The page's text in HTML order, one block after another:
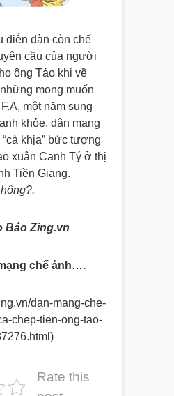
diễn đàn còn chế
cầu của người
ông Táo khi về
mong muốn
một năm sung
khỏe, dân mạng
khịa” bức tượng
xuân Canh Tý ở thị
Tiền Giang.
Báo Zing.vn
chế ảnh….
dan-mang-che-
chep-tien-ong-tao-
html)
Rate this